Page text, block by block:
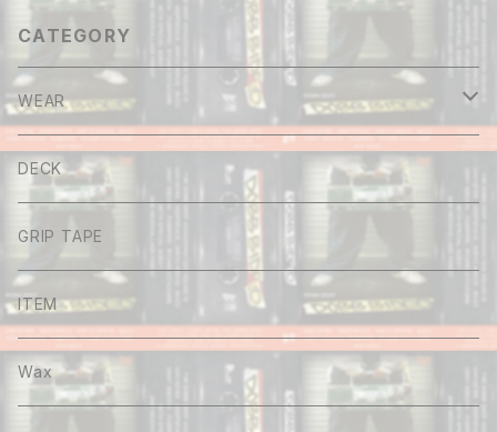
CATEGORY
WEAR
Tee
Long sleeve
Shirt
Hoodie
DECK
GRIP TAPE
ITEM
Wax